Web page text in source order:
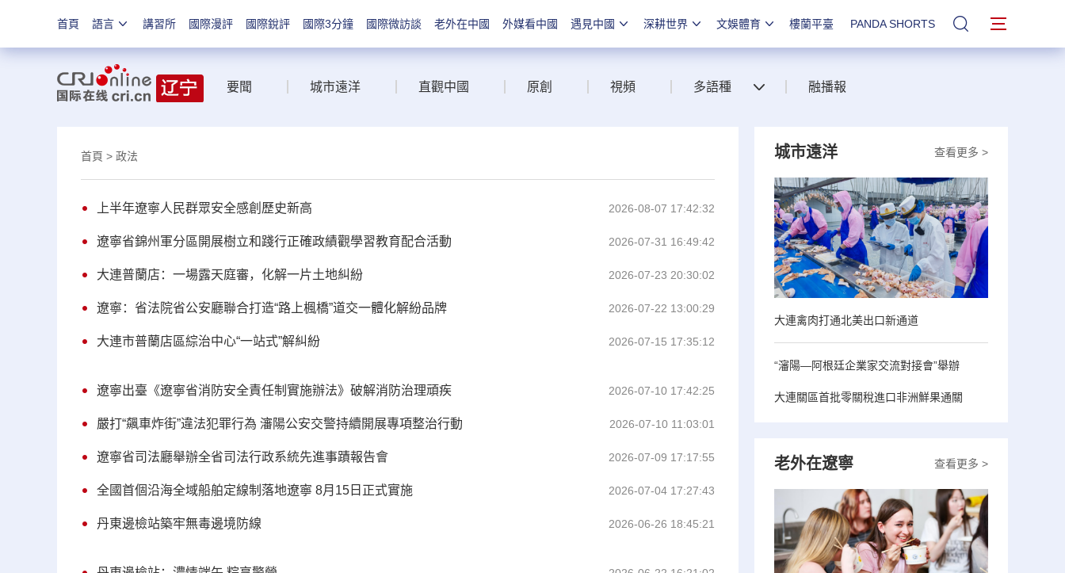
首頁 語言 講習所 國際漫評 國際銳評 國際3分鐘 國際微訪談 老外在中國 外媒看中國 遇見中國 深耕世界 文娛體育 樓蘭平臺 PANDA SHORTS 站內搜索
要聞 城市遠洋 直觀中國 原創 視頻 多語種 融播報
首頁 > 政法
上半年遼寧人民群眾安全感創歷史新高 2026-08-07 17:42:32
遼寧省錦州軍分區開展樹立和踐行正確政績觀學習教育配合活動 2026-07-31 16:49:42
大連普蘭店：一場露天庭審，化解一片土地糾紛 2026-07-23 20:30:02
遼寧：省法院省公安廳聯合打造“路上楓橋”道交一體化解紛品牌 2026-07-22 13:00:29
大連市普蘭店區綜治中心“一站式”解糾紛 2026-07-15 17:35:12
遼寧出臺《遼寧省消防安全責任制實施辦法》破解消防治理頑疾 2026-07-10 17:42:25
嚴打“飆車炸街”違法犯罪行為 瀋陽公安交警持續開展專項整治行動 2026-07-10 11:03:01
遼寧省司法廳舉辦全省司法行政系統先進事蹟報告會 2026-07-09 17:17:55
全國首個沿海全域船舶定線制落地遼寧 8月15日正式實施 2026-07-04 17:27:43
丹東邊檢站築牢無毒邊境防線 2026-06-26 18:45:21
查看更多 >
城市遠洋
大連禽肉打通北美出口新通道
“瀋陽—阿根廷企業家交流對接會”舉辦
大連關區首批零關稅進口非洲鮮果通關
查看更多 >
老外在遼寧